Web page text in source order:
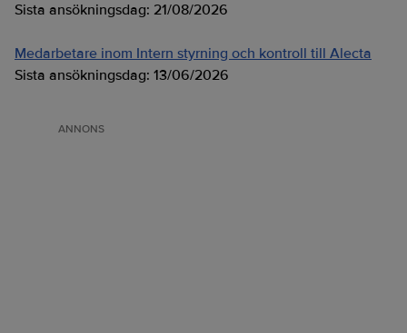
Sista ansökningsdag: 21/08/2026
Medarbetare inom Intern styrning och kontroll till Alecta
Sista ansökningsdag: 13/06/2026
ANNONS